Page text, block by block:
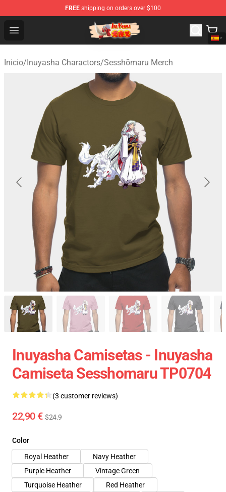
FREE shipping on orders over $100
Open menu
Inuyasha Store - Official Inuyasha Merchandise Shop
Inicio/Inuyasha Charactors/Sesshōmaru Merch
Inuyasha Camisetas - Inuyasha
Camiseta Sesshomaru TP0704
(3 customer reviews)
22,90 € $24.9
Color
Royal Heather
Navy Heather
Purple Heather
Vintage Green
Turquoise Heather
Red Heather